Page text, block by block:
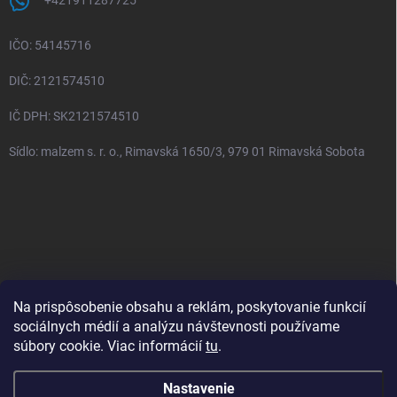
Na prispôsobenie obsahu a reklám, poskytovanie funkcií
sociálnych médií a analýzu návštevnosti používame
súbory cookie. Viac informácií tu.
Nastavenie
IČO: 54145716
DIČ: 2121574510
IČ DPH: SK2121574510
Sídlo: malzem s. r. o., Rimavská 1650/3, 979 01 Rimavská Sobota
Zásady ochrany osobných údajov
Obchodné podmienky
Kontakt
Reklamačný poriadok